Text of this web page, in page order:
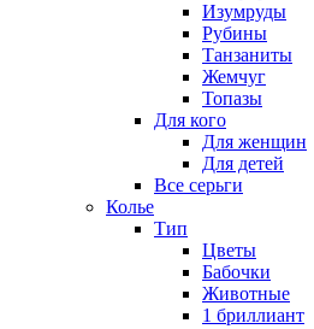
Изумруды
Рубины
Танзаниты
Жемчуг
Топазы
Для кого
Для женщин
Для детей
Все серьги
Колье
Тип
Цветы
Бабочки
Животные
1 бриллиант